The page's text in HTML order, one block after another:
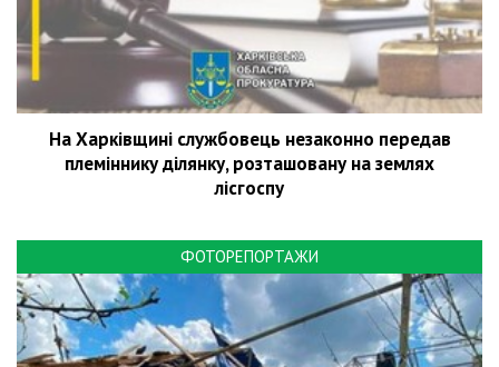
На Харківщині службовець незаконно передав
племіннику ділянку, розташовану на землях
лісгоспу
ФОТОРЕПОРТАЖИ